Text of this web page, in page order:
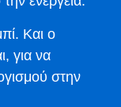
Και ο
για να
στην